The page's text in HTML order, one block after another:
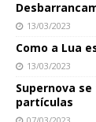
13/03/2023
Como a Lua
13/03/2023
Supernova
partículas